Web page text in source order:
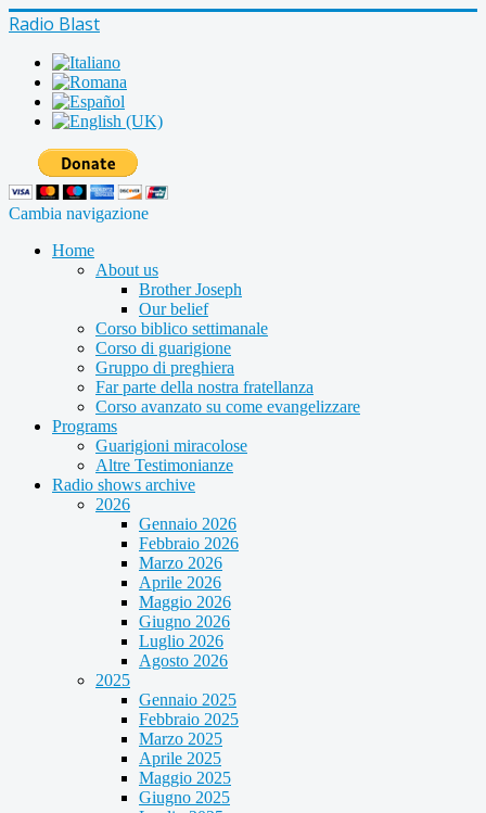
Radio Blast
Cambia navigazione
Home
About us
Brother Joseph
Our belief
Corso biblico settimanale
Corso di guarigione
Gruppo di preghiera
Far parte della nostra fratellanza
Corso avanzato su come evangelizzare
Programs
Guarigioni miracolose
Altre Testimonianze
Radio shows archive
2026
Gennaio 2026
Febbraio 2026
Marzo 2026
Aprile 2026
Maggio 2026
Giugno 2026
Luglio 2026
Agosto 2026
2025
Gennaio 2025
Febbraio 2025
Marzo 2025
Aprile 2025
Maggio 2025
Giugno 2025